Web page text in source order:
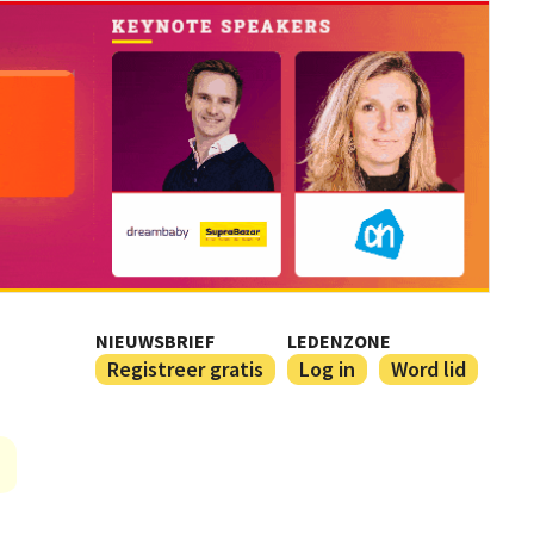
NIEUWSBRIEF
Registreer gratis
LEDENZONE
Log in Word lid